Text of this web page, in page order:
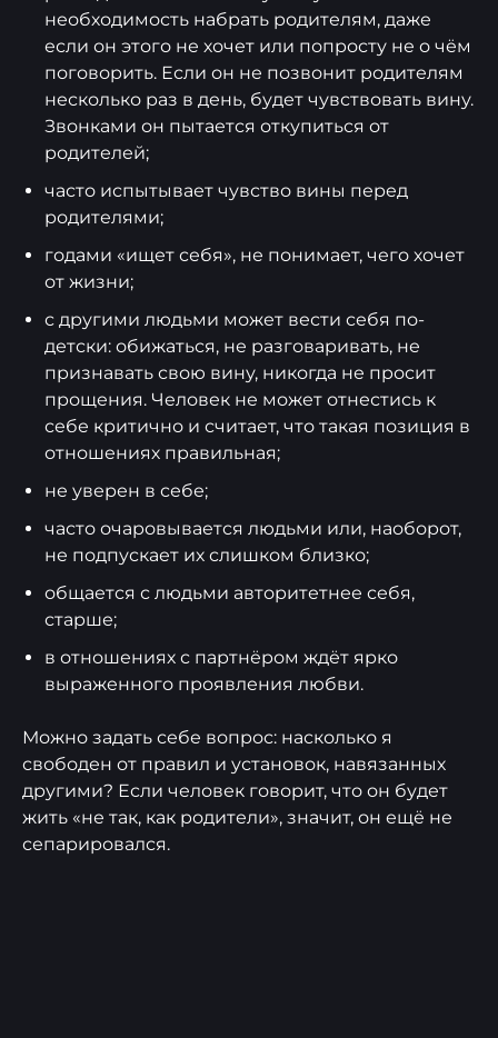
необходимость набрать родителям, даже
если он этого не хочет или попросту не о чём
поговорить. Если он не позвонит родителям
несколько раз в день, будет чувствовать вину.
Звонками он пытается откупиться от
родителей;
часто испытывает чувство вины перед
родителями;
годами «ищет себя», не понимает, чего хочет
от жизни;
с другими людьми может вести себя по-
детски: обижаться, не разговаривать, не
признавать свою вину, никогда не просит
прощения. Человек не может отнестись к
себе критично и считает, что такая позиция в
отношениях правильная;
не уверен в себе;
часто очаровывается людьми или, наоборот,
не подпускает их слишком близко;
общается с людьми авторитетнее себя,
старше;
в отношениях с партнёром ждёт ярко
выраженного проявления любви.
Можно задать себе вопрос: насколько я
свободен от правил и установок, навязанных
другими? Если человек говорит, что он будет
жить «не так, как родители», значит, он ещё не
сепарировался.